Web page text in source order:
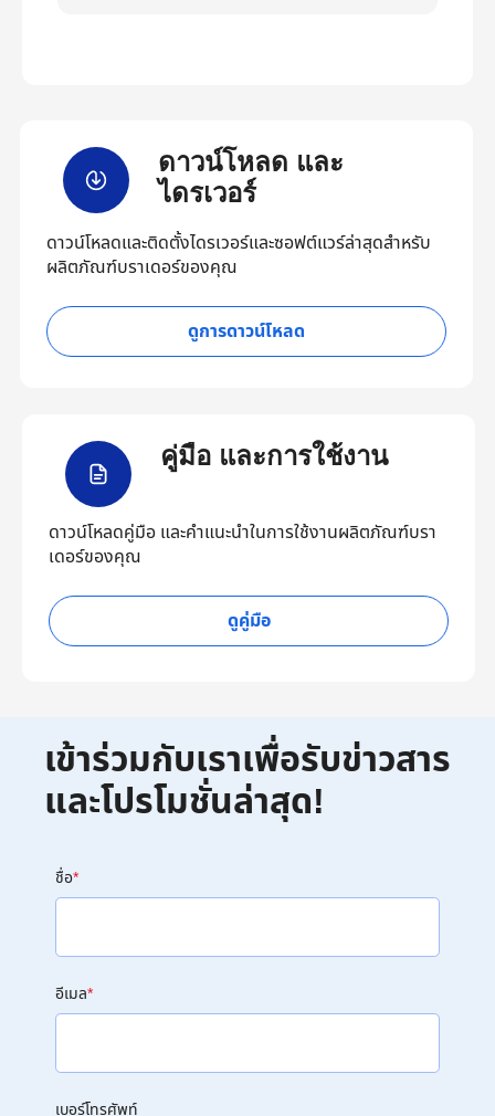
ดาวน์โหลด และ
ไดรเวอร์
ดาวน์โหลดและติดตั้งไดรเวอร์และซอฟต์แวร์ล่าสุดสำหรับ
ผลิตภัณฑ์บราเดอร์ของคุณ
ดูการดาวน์โหลด
คู่มือ และการใช้งาน
ดาวน์โหลดคู่มือ และคำแนะนำในการใช้งานผลิตภัณฑ์บรา
เดอร์ของคุณ
ดูคู่มือ
เข้าร่วมกับเราเพื่อรับข่าวสาร
และโปรโมชั่นล่าสุด!
ชื่อ*
อีเมล*
เบอร์โทรศัพท์